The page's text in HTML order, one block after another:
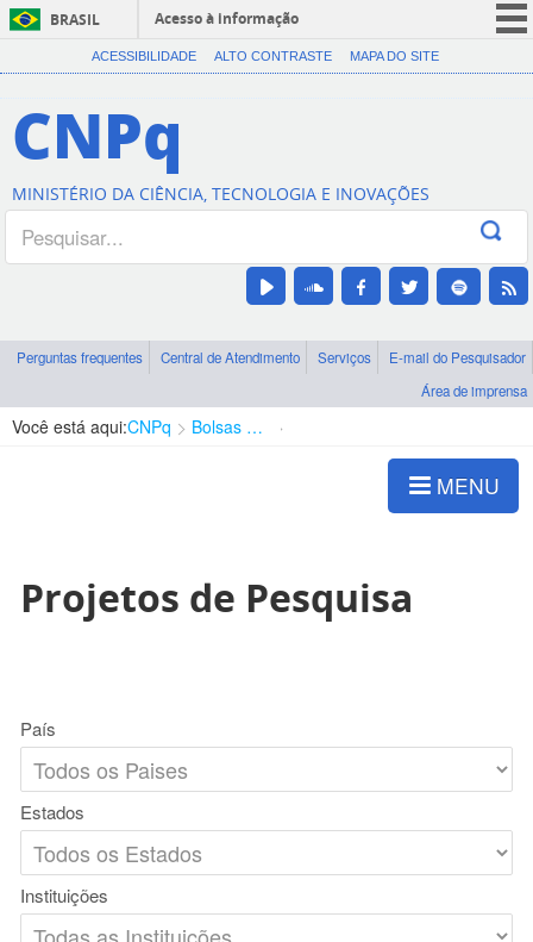
BRASIL
Acesso à informação
CORONAVÍRUS (COVID-19)
Canais
ACESSIBILIDADE ALTO CONTRASTE MAPA DO SITE
CNPq
MINISTÉRIO DA CIÊNCIA, TECNOLOGIA E INOVAÇÕES
Perguntas frequentes Central de Atendimento Serviços
E-mail do Pesquisador
Área de imprensa
Você está aqui:CNPq Bolsas e Auxílios Vigentes
MENU
Projetos de Pesquisa
País
Estados
Instituições